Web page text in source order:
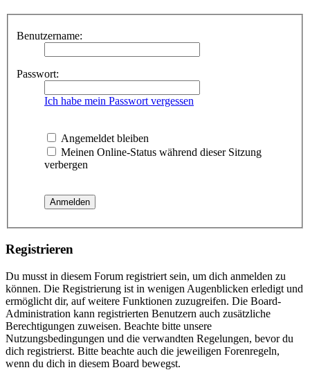
Benutzername:
Passwort:
Ich habe mein Passwort vergessen
Angemeldet bleiben
Meinen Online-Status während dieser Sitzung
verbergen
Registrieren
Du musst in diesem Forum registriert sein, um dich anmelden zu
können. Die Registrierung ist in wenigen Augenblicken erledigt und
ermöglicht dir, auf weitere Funktionen zuzugreifen. Die Board-
Administration kann registrierten Benutzern auch zusätzliche
Berechtigungen zuweisen. Beachte bitte unsere
Nutzungsbedingungen und die verwandten Regelungen, bevor du
dich registrierst. Bitte beachte auch die jeweiligen Forenregeln,
wenn du dich in diesem Board bewegst.